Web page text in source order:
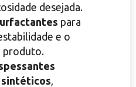
desejada.
para
e o
produto.
sintéticos